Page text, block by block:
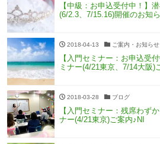
【中級：お申込受付中！】
(6/2.3、7/15.16)開催のお知ら
2018-04-13 ご案内・お知らせ
【入門セミナー：お申込受
ミナー(4/21東京、7/14大阪)
2018-03-28 ブログ
【入門セミナー：残席わず
ナー(4/21東京)ご案内♪NI